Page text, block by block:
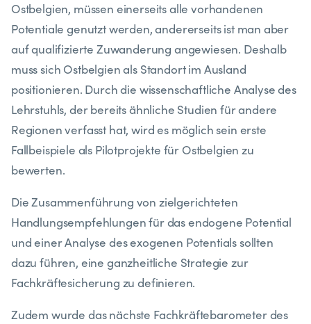
Ostbelgien, müssen einerseits alle vorhandenen
Potentiale genutzt werden, andererseits ist man aber
auf qualifizierte Zuwanderung angewiesen. Deshalb
muss sich Ostbelgien als Standort im Ausland
positionieren. Durch die wissenschaftliche Analyse des
Lehrstuhls, der bereits ähnliche Studien für andere
Regionen verfasst hat, wird es möglich sein erste
Fallbeispiele als Pilotprojekte für Ostbelgien zu
bewerten.
Die Zusammenführung von zielgerichteten
Handlungsempfehlungen für das endogene Potential
und einer Analyse des exogenen Potentials sollten
dazu führen, eine ganzheitliche Strategie zur
Fachkräftesicherung zu definieren.
Zudem wurde das nächste Fachkräftebarometer des